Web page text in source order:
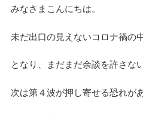
みなさまこんにちは。
未だ出口の見えないコロナ禍の
となり、まだまだ余談を許さな
次は第４波が押し寄せる恐れが